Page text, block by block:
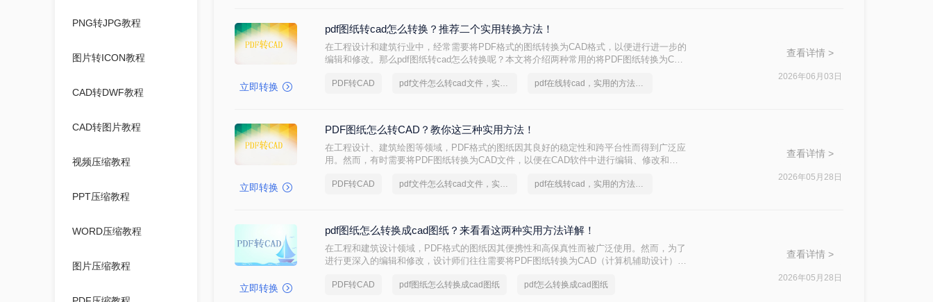
PNG转JPG教程
图片转ICON教程
CAD转DWF教程
CAD转图片教程
视频压缩教程
PPT压缩教程
WORD压缩教程
图片压缩教程
立即转换
pdf图纸转cad怎么转换？推荐二个实用转换方法！
在工程设计和建筑行业中，经常需要将PDF格式的图纸转换为CAD格式，以便进行进一步的
编辑和修改。那么pdf图纸转cad怎么转换呢？本文将介绍两种常用的将PDF图纸转换为CAD
PDF转CAD pdf文件怎么转cad文件，实用方法不要错过 pdf在线转cad，实用的方法来了
查看详情 >
2026年06月03日
立即转换
PDF图纸怎么转CAD？教你这三种实用方法！
在工程设计、建筑绘图等领域，PDF格式的图纸因其良好的稳定性和跨平台性而得到广泛应
用。然而，有时需要将PDF图纸转换为CAD文件，以便在CAD软件中进行编辑、修改和进
用方法。
PDF转CAD pdf文件怎么转cad文件，实用方法不要错过 pdf在线转cad，实用的方法来了
查看详情 >
2026年05月28日
立即转换
pdf图纸怎么转换成cad图纸？来看看这两种实用方法详解！
在工程和建筑设计领域，PDF格式的图纸因其便携性和高保真性而被广泛使用。然而，为了
进行更深入的编辑和修改，设计师们往往需要将PDF图纸转换为CAD（计算机辅助设计）格
实用方法。
PDF转CAD pdf图纸怎么转换成cad图纸 pdf怎么转换成cad图纸
查看详情 >
2026年05月28日